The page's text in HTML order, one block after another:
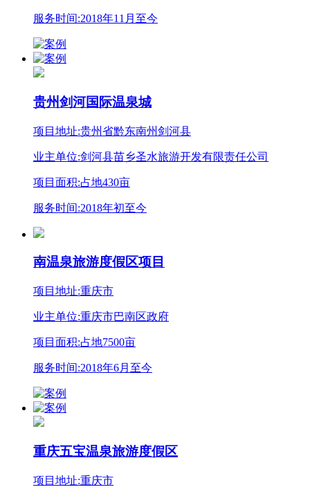
服务时间:2018年11月至今
贵州剑河国际温泉城
项目地址:贵州省黔东南州剑河县
业主单位:剑河县苗乡圣水旅游开发有限责任公司
项目面积:占地430亩
服务时间:2018年初至今
南温泉旅游度假区项目
项目地址:重庆市
业主单位:重庆市巴南区政府
项目面积:占地7500亩
服务时间:2018年6月至今
重庆五宝温泉旅游度假区
项目地址:重庆市